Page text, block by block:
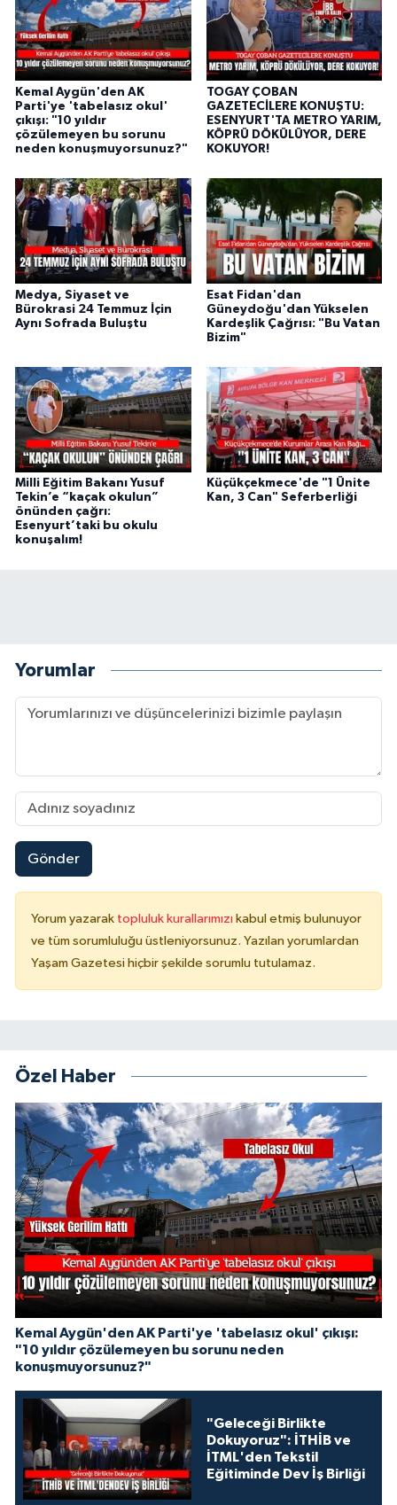
Kemal Aygün'den AK
Parti'ye 'tabelasız okul'
çıkışı: "10 yıldır
çözülemeyen bu sorunu
neden konuşmuyorsunuz?"
TOGAY ÇOBAN
GAZETECİLERE KONUŞTU:
ESENYURT'TA METRO YARIM,
KÖPRÜ DÖKÜLÜYOR, DERE
KOKUYOR!
Medya, Siyaset ve
Bürokrasi 24 Temmuz İçin
Aynı Sofrada Buluştu
Esat Fidan'dan
Güneydoğu'dan Yükselen
Kardeşlik Çağrısı: "Bu Vatan
Bizim"
Milli Eğitim Bakanı Yusuf
Tekin’e “kaçak okulun”
önünden çağrı:
Esenyurt’taki bu okulu
konuşalım!
Küçükçekmece'de "1 Ünite
Kan, 3 Can" Seferberliği
Yorumlar
Gönder
Yorum yazarak topluluk kurallarımızı kabul etmiş bulunuyor
ve tüm sorumluluğu üstleniyorsunuz. Yazılan yorumlardan
Yaşam Gazetesi hiçbir şekilde sorumlu tutulamaz.
Özel Haber
Kemal Aygün'den AK Parti'ye 'tabelasız okul' çıkışı:
"10 yıldır çözülemeyen bu sorunu neden
konuşmuyorsunuz?"
"Geleceği Birlikte
Dokuyoruz": İTHİB ve
İTML'den Tekstil
Eğitiminde Dev İş Birliği